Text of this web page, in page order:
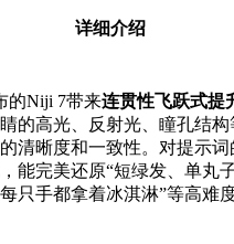
详细介绍
的Niji 7带来连贯性飞跃式提
的高光、反射光、瞳孔结构
清晰度和一致性。对提示
能完美还原“短绿发、单丸
只手都拿着冰淇淋”等高难度